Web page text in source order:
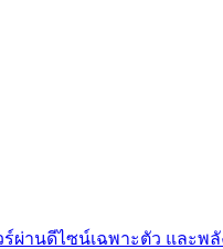
ร์ผ่านดีไซน์เฉพาะตัว และพ